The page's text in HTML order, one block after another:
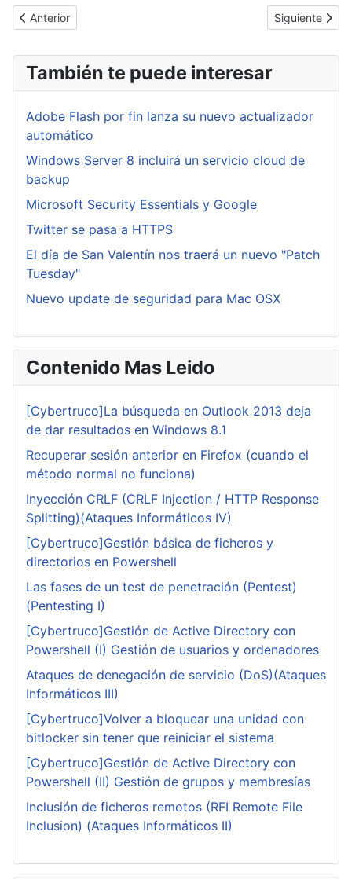
Artículo anterior: Google entra en la pugna con Google Drive
Anterior Artículo
Siguiente
También te puede interesar
Adobe Flash por fin lanza su nuevo actualizador
automático
Windows Server 8 incluirá un servicio cloud de
backup
Microsoft Security Essentials y Google
Twitter se pasa a HTTPS
El día de San Valentín nos traerá un nuevo "Patch
Tuesday"
Nuevo update de seguridad para Mac OSX
Contenido Mas Leido
[Cybertruco]La búsqueda en Outlook 2013 deja
de dar resultados en Windows 8.1
Recuperar sesión anterior en Firefox (cuando el
método normal no funciona)
Inyección CRLF (CRLF Injection / HTTP Response
Splitting)(Ataques Informáticos IV)
[Cybertruco]Gestión básica de ficheros y
directorios en Powershell
Las fases de un test de penetración (Pentest)
(Pentesting I)
[Cybertruco]Gestión de Active Directory con
Powershell (I) Gestión de usuarios y ordenadores
Ataques de denegación de servicio (DoS)(Ataques
Informáticos III)
[Cybertruco]Volver a bloquear una unidad con
bitlocker sin tener que reiniciar el sistema
[Cybertruco]Gestión de Active Directory con
Powershell (II) Gestión de grupos y membresías
Inclusión de ficheros remotos (RFI Remote File
Inclusion) (Ataques Informáticos II)